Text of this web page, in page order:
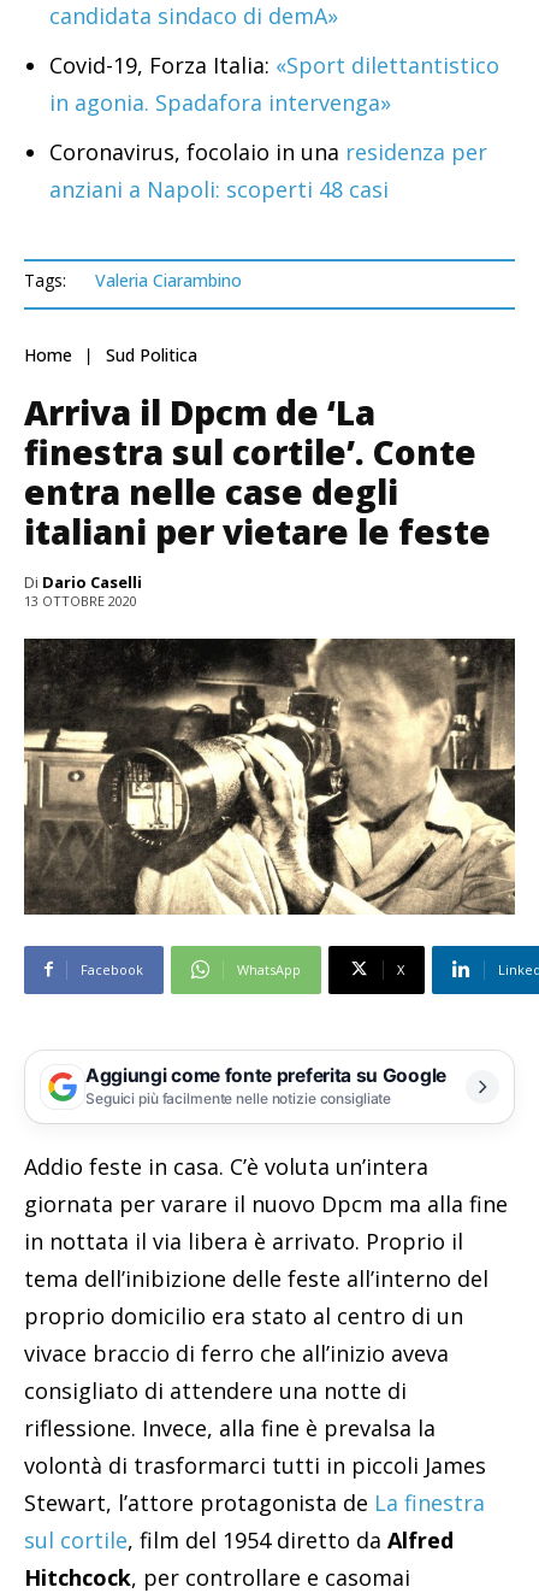
candidata sindaco di demA»
Covid-19, Forza Italia: «Sport dilettantistico
in agonia. Spadafora intervenga»
Coronavirus, focolaio in una residenza per
anziani a Napoli: scoperti 48 casi
Tags: Valeria Ciarambino
Home Sud Politica
Arriva il Dpcm de ‘La
finestra sul cortile’. Conte
entra nelle case degli
italiani per vietare le feste
Di Dario Caselli
13 OTTOBRE 2020
Facebook WhatsApp X
Aggiungi come fonte preferita su Google
Seguici più facilmente nelle notizie consigliate
Addio feste in casa. C’è voluta un’intera
giornata per varare il nuovo Dpcm ma alla fine
in nottata il via libera è arrivato. Proprio il
tema dell’inibizione delle feste all’interno del
proprio domicilio era stato al centro di un
vivace braccio di ferro che all’inizio aveva
consigliato di attendere una notte di
riflessione. Invece, alla fine è prevalsa la
volontà di trasformarci tutti in piccoli James
Stewart, l’attore protagonista de La finestra
sul cortile, film del 1954 diretto da Alfred
Hitchcock, per controllare e casomai